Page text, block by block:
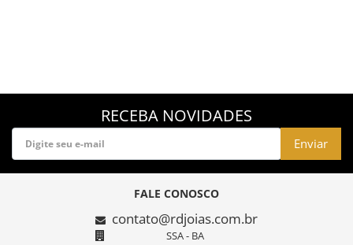
RECEBA NOVIDADES
Enviar
FALE CONOSCO
contato@rdjoias.com.br
SSA - BA